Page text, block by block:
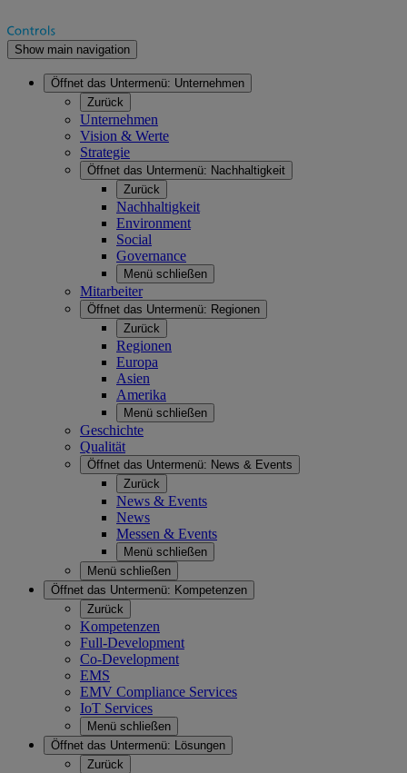
Show main navigation
Öffnet das Untermenü: Unternehmen
Zurück
Unternehmen
Vision & Werte
Strategie
Öffnet das Untermenü: Nachhaltigkeit
Zurück
Nachhaltigkeit
Environment
Social
Governance
Menü schließen
Mitarbeiter
Öffnet das Untermenü: Regionen
Zurück
Regionen
Europa
Asien
Amerika
Menü schließen
Geschichte
Qualität
Öffnet das Untermenü: News & Events
Zurück
News & Events
News
Messen & Events
Menü schließen
Menü schließen
Öffnet das Untermenü: Kompetenzen
Zurück
Kompetenzen
Full-Development
Co-Development
EMS
EMV Compliance Services
IoT Services
Menü schließen
Öffnet das Untermenü: Lösungen
Zurück